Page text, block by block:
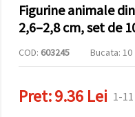
analiză și
marketing.
Puteți fi de
acord să
utilizați
toate
urile făcând
clic pe
Figurine animale
2,6–2,8 cm, set de
COD: 603245 Bucata: 10
Pret:9.36 Lei 1-